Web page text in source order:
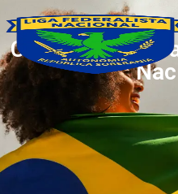
Contribua com